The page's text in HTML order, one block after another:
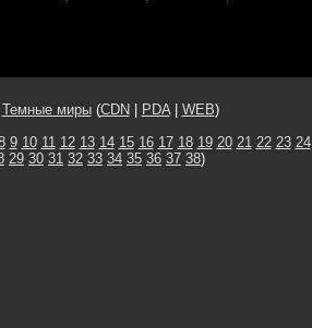
Темные миры(CDN PDA| WEB)
9 10 11 12 13 14 15 16 17 18 19 20 21 22 23 24
29 30 31 32 33 34 35 36 37 38)